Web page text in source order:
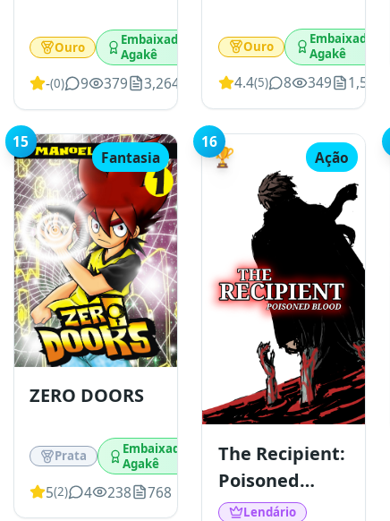
Ouro
Embaixador
Agakê
-(0) 9 379 3,264
Ouro
Embaixador
Agakê
4.4(5) 8 349 1,567
15
Fantasia
ZERO DOORS
Prata
Embaixador
Agakê
5(2) 4 238 768
16
Ação
🏆
The Recipient:
Poisoned
BloodLendário